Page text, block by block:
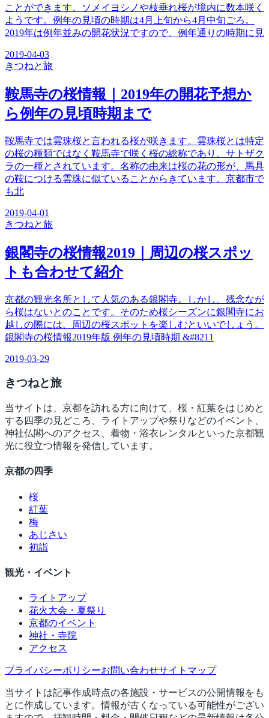
ことができます。ソメイヨシノや枝垂れ桜が境内に数本咲く
ようです。例年の見頃の時期は4月上旬から4月中旬ごろ。
2019年は例年並みの開花状況ですので、例年通りの時期に見
2019-04-03
きつねと旅
鞍馬寺の桜情報｜2019年の開花予想か
ら例年の見頃時期まで
鞍馬寺では雲珠桜と言われる桜が咲きます。雲珠桜とは特定
の桜の種類ではなく鞍馬寺で咲く桜の総称であり、サトザク
ラの一種とされています。名称の由来は桜の花の形が、馬具
の鞍につける雲珠に似ていることからきています。京都市で
も北
2019-04-01
きつねと旅
銀閣寺の桜情報2019｜周辺の桜スポッ
トも合わせて紹介
京都の観光名所として人気のある銀閣寺。しかし、残念なが
ら桜はないとのことです。そのため桜シーズンに銀閣寺にお
越しの際には、周辺の桜スポットを楽しむといいでしょう。
銀閣寺の桜情報2019年版 例年の見頃時期 &#8211
2019-03-29
きつねと旅
当サイトは、京都を訪れる方に向けて、桜・紅葉をはじめと
する四季の見どころ、ライトアップや祭りなどのイベント、
神社仏閣へのアクセス、着物・浴衣レンタルといった京都観
光に役立つ情報を発信しています。
京都の四季
桜
紅葉
梅
あじさい
初詣
観光・イベント
ライトアップ
花火大会・夏祭り
京都のイベント
神社・寺院
アクセス
プライバシーポリシーお問い合わせサイトマップ
当サイトは記事作成時点の各施設・サービスの公開情報をも
とに作成しています。情報が古くなっている可能性がござい